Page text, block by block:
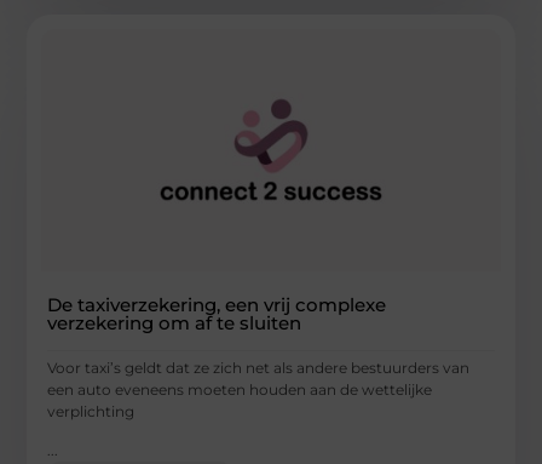
De taxiverzekering, een vrij complexe
verzekering om af te sluiten
Voor taxi’s geldt dat ze zich net als andere bestuurders van
een auto eveneens moeten houden aan de wettelijke
verplichting
...